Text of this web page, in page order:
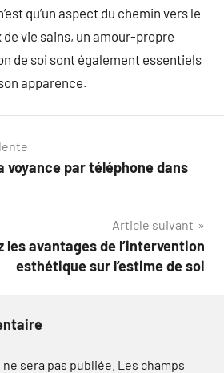
qu’un aspect du chemin vers le
vie sains, un amour-propre
de soi sont également essentiels
apparence.
voyance par téléphone dans
Article suivant
les avantages de l’intervention
esthétique sur l’estime de soi
sera pas publiée. Les champs